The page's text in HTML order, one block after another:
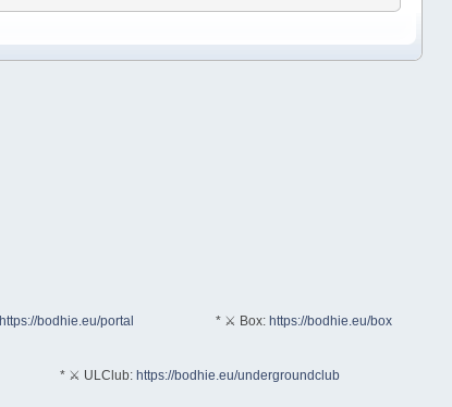
https://bodhie.eu/portal * ⚔ Box: https://bodhie.eu/box
* ⚔ ULClub: https://bodhie.eu/undergroundclub